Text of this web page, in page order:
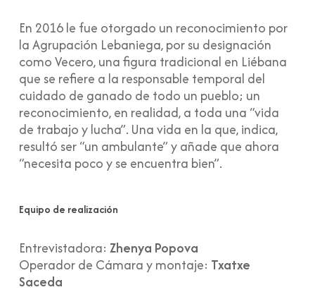
En 2016 le fue otorgado un reconocimiento por
la Agrupación Lebaniega, por su designación
como Vecero, una figura tradicional en Liébana
que se refiere a la responsable temporal del
cuidado de ganado de todo un pueblo; un
reconocimiento, en realidad, a toda una “vida
de trabajo y lucha”. Una vida en la que, indica,
resultó ser “un ambulante” y añade que ahora
“necesita poco y se encuentra bien”.
Equipo de realización
Entrevistadora: Zhenya Popova
Operador de Cámara y montaje: Txatxe
Saceda